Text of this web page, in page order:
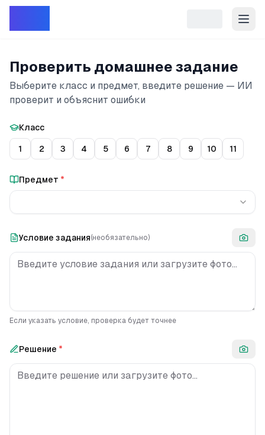
Проверить домашнее задание
Выберите класс и предмет, введите решение — ИИ
проверит и объяснит ошибки
Класс
1 2 3 4 5 6 7 8 9 10 11
Предмет *
Условие задания(необязательно)
Если указать условие, проверка будет точнее
Решение *